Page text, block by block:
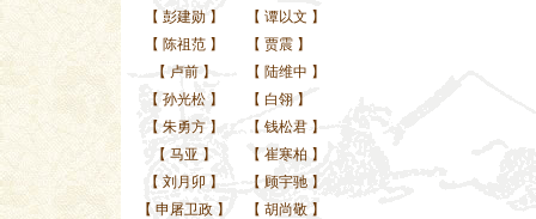
【 彭建勋】 【 谭以文 】
【 陈祖范】 【 贾震 】
【 卢前】 【 陆维中 】
【 孙光松】 【 白翎 】
【 朱勇方】 【 钱松君 】
【 马亚 】 【 崔寒柏 】
【 刘月卯 】 【 顾宇驰 】
【 申屠卫政】 【 胡尚敬 】